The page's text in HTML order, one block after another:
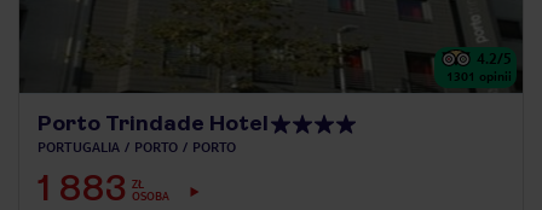
4.2/5
1301 opinii
Porto Trindade Hotel
PORTUGALIA PORTO PORTO
1 883 ZŁ
OSOBA